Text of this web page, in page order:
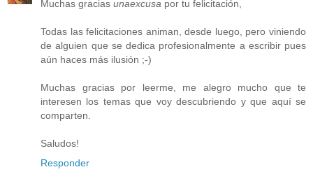
Muchas gracias unaexcusa por tu felicitación,
Todas las felicitaciones animan, desde luego, pero viniendo
de alguien que se dedica profesionalmente a escribir pues
aún haces más ilusión ;-)
Muchas gracias por leerme, me alegro mucho que te
interesen los temas que voy descubriendo y que aquí se
comparten.
Saludos!
Responder